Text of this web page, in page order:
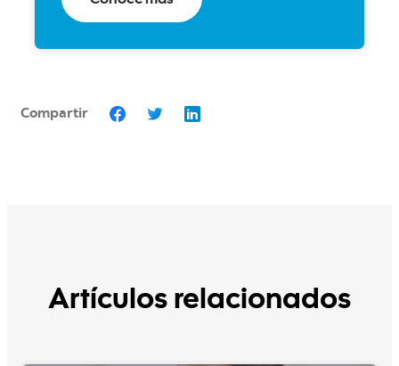
Compartir
Artículos relacionados